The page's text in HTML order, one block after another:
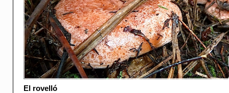
El rovelló